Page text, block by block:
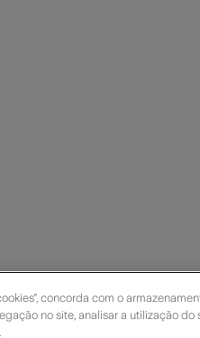
concorda com o
no site, analisar a utilização do